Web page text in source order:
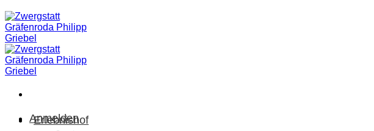
Zum
Inhalt
springen
Anmelden
Erlebnishof